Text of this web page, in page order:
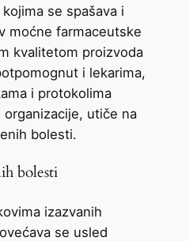
se spašava i
moćne farmaceutske
kvalitetom proizvoda
i lekarima,
i protokolima
utiče na
bolesti.
bolesti
izazvanih
se usled